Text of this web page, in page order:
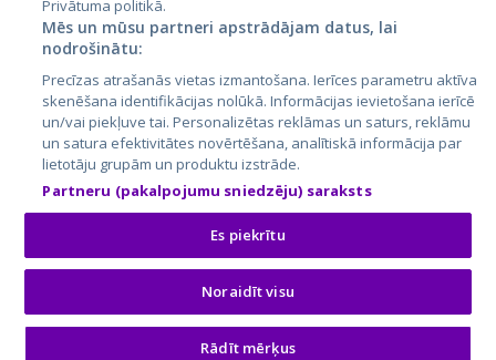
City24.lv
City24.ee
GetaPro.lv
GetaPro.ee
Skelbiu.lt
Autoplius.lt
Aruodas.lt
Kainos.lt
Paslaugos.lt
auto24.ee
KV.ee
Osta.ee
KuldneBörs.ee
Privātuma politikā.
Mēs un mūsu partneri apstrādājam datus, lai
nodrošinātu:
Precīzas atrašanās vietas izmantošana. Ierīces parametru aktīva
skenēšana identifikācijas nolūkā. Informācijas ievietošana ierīcē
un/vai piekļuve tai. Personalizētas reklāmas un saturs, reklāmu
un satura efektivitātes novērtēšana, analītiskā informācija par
lietotāju grupām un produktu izstrāde.
Partneru (pakalpojumu sniedzēju) saraksts
Es piekrītu
Noraidīt visu
Rādīt mērķus